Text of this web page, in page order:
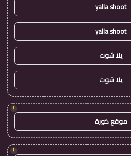
yalla shoot
yalla shoot
يلا شوت
يلا شوت
!
موقع كورة
!